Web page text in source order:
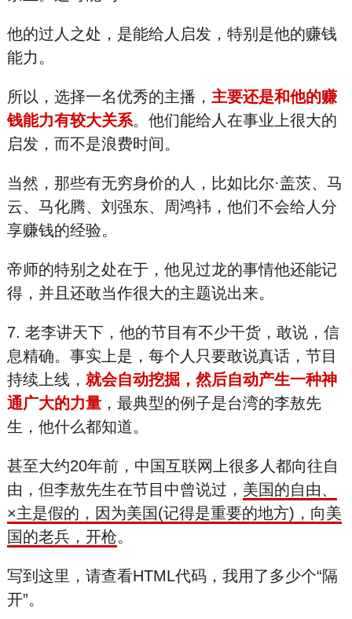
他的过人之处，是能给人启发，特别是他的赚钱
能力。
所以，选择一名优秀的主播， 主要还是和他的赚
钱能力有较大关系。他们能给人在事业上很大的
启发，而不是浪费时间。
当然，那些有无穷身价的人，比如比尔·盖茨、马
云、马化腾、刘强东、周鸿袆，他们不会给人分
享赚钱的经验。
帝师的特别之处在于，他见过龙的事情他还能记
得，并且还敢当作很大的主题说出来。
7. 老李讲天下，他的节目有不少干货，敢说，信
息精确。事实上是，每个人只要敢说真话，节目
持续上线， 就会自动挖掘，然后自动产生一种神
通广大的力量，最典型的例子是台湾的李敖先
生，他什么都知道。
甚至大约20年前，中国互联网上很多人都向往自
由，但李敖先生在节目中曾说过， 美国的自由、
×主是假的，因为美国(记得是重要的地方)，向美
国的老兵，开枪。
写到这里，请查看HTML代码，我用了多少个“隔
开”。